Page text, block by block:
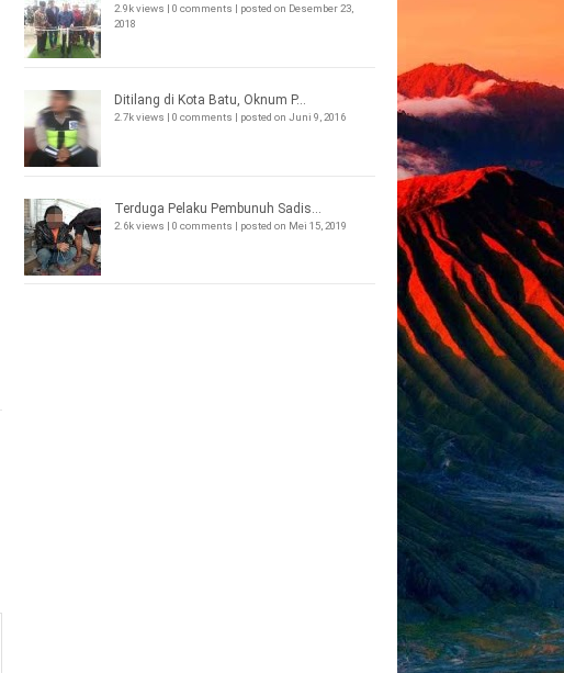
2.9k views | 0 comments | posted on Desember 23,
2018
Ditilang di Kota Batu, Oknum P...
2.7k views | 0 comments | posted on Juni 9, 2016
Terduga Pelaku Pembunuh Sadis...
2.6k views | 0 comments | posted on Mei 15, 2019